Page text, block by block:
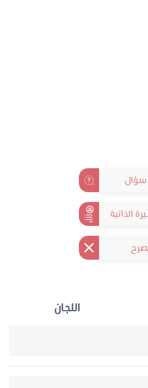
سؤال
الذاتية
اللجان